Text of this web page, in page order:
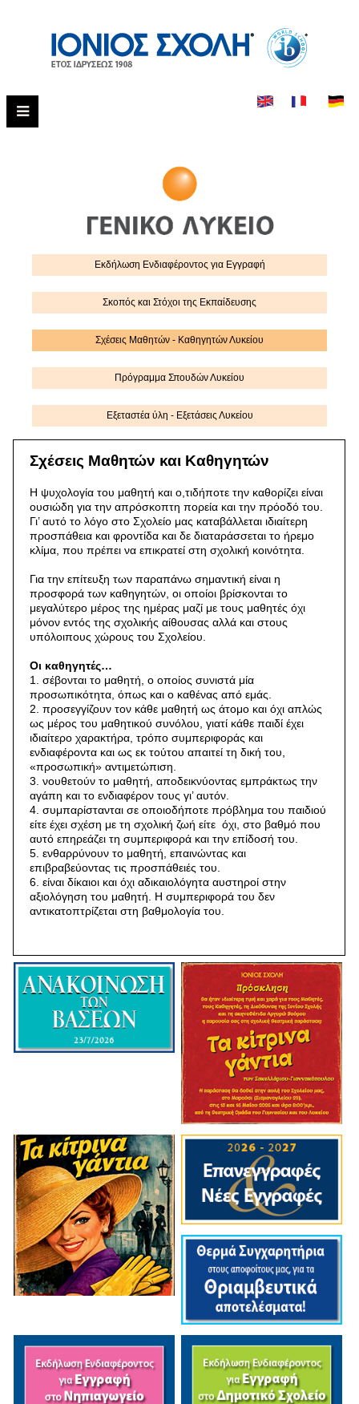
Εκδήλωση Eνδιαφέροντος για Εγγραφή
Σκοπός και Στόχοι της Εκπαίδευσης
Σχέσεις Μαθητών - Καθηγητών Λυκείου
Πρόγραμμα Σπουδών Λυκείου
Εξεταστέα ύλη - Εξετάσεις Λυκείου
Σχέσεις Μαθητών και Καθηγητών
Η ψυχολογία του μαθητή και ο,τιδήποτε την καθορίζει είναι
ουσιώδη για την απρόσκοπτη πορεία και την πρόοδό του.
Γι’ αυτό το λόγο στο Σχολείο μας καταβάλλεται ιδιαίτερη
προσπάθεια και φροντίδα και δε διαταράσσεται το ήρεμο
κλίμα, που πρέπει να επικρατεί στη σχολική κοινότητα.
Για την επίτευξη των παραπάνω σημαντική είναι η
προσφορά των καθηγητών, οι οποίοι βρίσκονται το
μεγαλύτερο μέρος της ημέρας μαζί με τους μαθητές όχι
μόνον εντός της σχολικής αίθουσας αλλά και στους
υπόλοιπους χώρους του Σχολείου.
Οι καθηγητές…
1. σέβονται το μαθητή, ο οποίος συνιστά μία
προσωπικότητα, όπως και ο καθένας από εμάς.
2. προσεγγίζουν τον κάθε μαθητή ως άτομο και όχι απλώς
ως μέρος του μαθητικού συνόλου, γιατί κάθε παιδί έχει
ιδιαίτερο χαρακτήρα, τρόπο συμπεριφοράς και
ενδιαφέροντα και ως εκ τούτου απαιτεί τη δική του,
«προσωπική» αντιμετώπιση.
3. νουθετούν το μαθητή, αποδεικνύοντας εμπράκτως την
αγάπη και το ενδιαφέρον τους γι’ αυτόν.
4. συμπαρίστανται σε οποιοδήποτε πρόβλημα του παιδιού
είτε έχει σχέση με τη σχολική ζωή είτε όχι, στο βαθμό που
αυτό επηρεάζει τη συμπεριφορά και την επίδοσή του.
5. ενθαρρύνουν το μαθητή, επαινώντας και
επιβραβεύοντας τις προσπάθειές του.
6. είναι δίκαιοι και όχι αδικαιολόγητα αυστηροί στην
αξιολόγηση του μαθητή. Η συμπεριφορά του δεν
αντικατοπτρίζεται στη βαθμολογία του.